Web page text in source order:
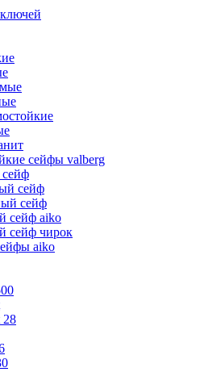
сейфы valberg
сейф
сейф
сейф aiko
сейф чирок
aiko
28